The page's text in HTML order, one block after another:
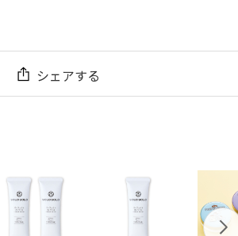
シェアする